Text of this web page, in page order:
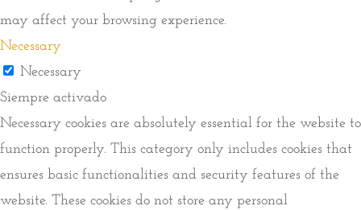
may affect your browsing experience.
Necessary
Necessary
Siempre activado
Necessary cookies are absolutely essential for the website to
function properly. This category only includes cookies that
ensures basic functionalities and security features of the
website. These cookies do not store any personal